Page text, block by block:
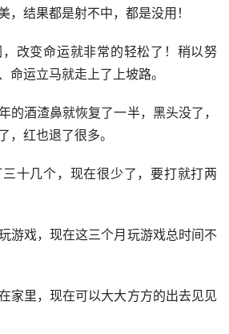
，结果都是射不中，都是没用！
改变命运就非常的轻松了！稍以努
命运立马就走上了上坡路。
的酒渣鼻就恢复了一半，黑头没了，
，红也退了很多。
十几个，现在很少了，要打就打两
游戏，现在这三个月玩游戏总时间不
家里，现在可以大大方方的出去见见